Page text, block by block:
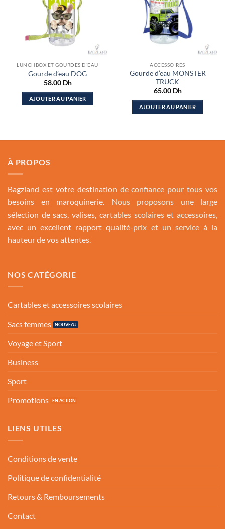
LUNCHBOX ET GOURDES D’EAU
Gourde d’eau DOG
58.00 Dh
AJOUTER AU PANIER
ACCESSOIRES
Gourde d’eau MONSTER
TRUCK
65.00 Dh
AJOUTER AU PANIER
À PROPOS
Bagzland est votre destination de confiance pour tous vos
besoins en maroquinerie. Nous proposons une large
sélection de sacs, valises, cartables scolaires et accessoires,
avec un excellent rapport qualité-prix et un service à la
hauteur de vos attentes.
NOS CATÉGORIE
Cartables et accessoires scolaires
Sacs femmes
Voyage et Sport
Business
Sport
Promotions
LIENS UTILES
Conditions de vente
Politique de confidentialité
Retours & Remboursements
Contact